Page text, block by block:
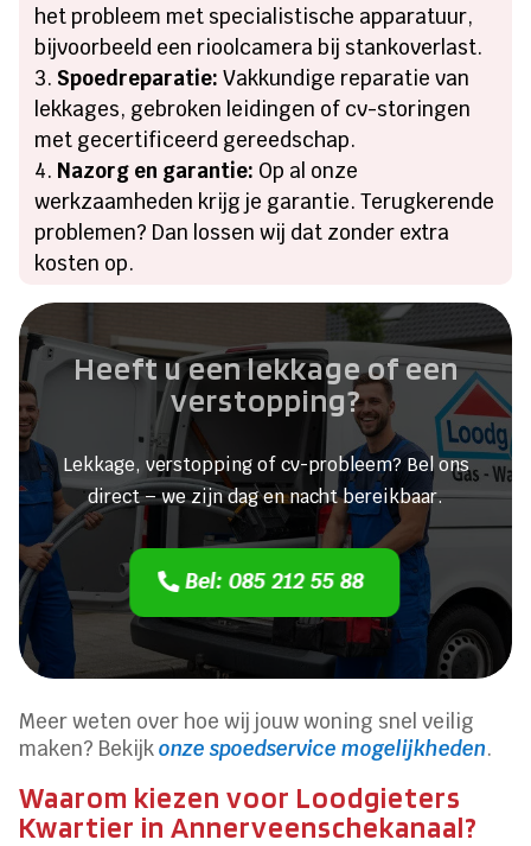
het probleem met specialistische apparatuur,
bijvoorbeeld een rioolcamera bij stankoverlast.
Spoedreparatie: Vakkundige reparatie van
lekkages, gebroken leidingen of cv-storingen
met gecertificeerd gereedschap.
Nazorg en garantie: Op al onze
werkzaamheden krijg je garantie. Terugkerende
problemen? Dan lossen wij dat zonder extra
kosten op.
Heeft u een lekkage of een
verstopping?
Lekkage, verstopping of cv-probleem? Bel ons
direct – we zijn dag en nacht bereikbaar.
Bel: 085 212 55 88
Meer weten over hoe wij jouw woning snel veilig
maken? Bekijkonze spoedservice mogelijkheden.
Waarom kiezen voor Loodgieters
Kwartier in Annerveenschekanaal?